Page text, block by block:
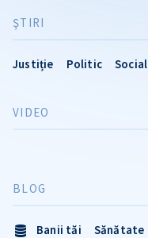
ŞTIRI
Justiție Politic Social
VIDEO
BLOG
Banii tăi Sănătate